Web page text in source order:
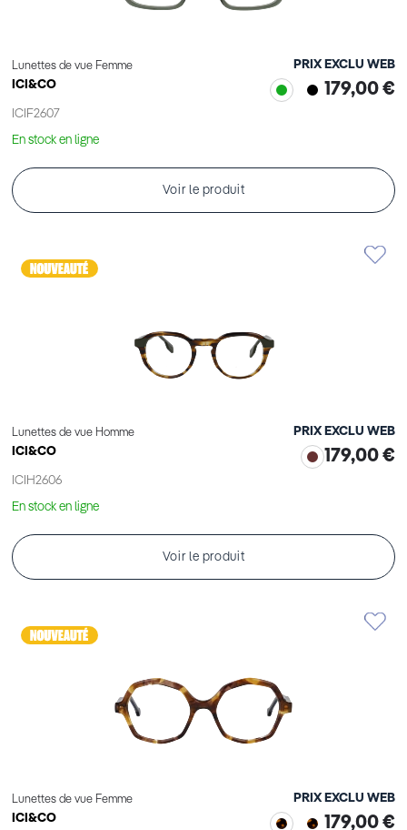
Lunettes de vue Femme
ICI&CO
ICIF2607
PRIX EXCLU WEB
179,00 €
En stock en ligne
Voir le produit
Lunettes de vue Homme
ICI&CO
ICIH2606
PRIX EXCLU WEB
179,00 €
En stock en ligne
Voir le produit
Lunettes de vue Femme
ICI&CO
PRIX EXCLU WEB
179,00 €